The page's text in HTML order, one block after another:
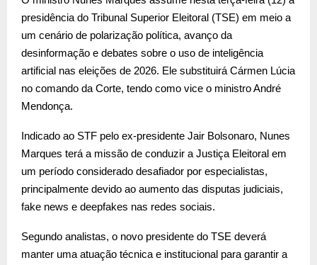
presidência do Tribunal Superior Eleitoral (TSE) em meio a
um cenário de polarização política, avanço da
desinformação e debates sobre o uso de inteligência
artificial nas eleições de 2026. Ele substituirá Cármen Lúcia
no comando da Corte, tendo como vice o ministro André
Mendonça.
Indicado ao STF pelo ex-presidente Jair Bolsonaro, Nunes
Marques terá a missão de conduzir a Justiça Eleitoral em
um período considerado desafiador por especialistas,
principalmente devido ao aumento das disputas judiciais,
fake news e deepfakes nas redes sociais.
Segundo analistas, o novo presidente do TSE deverá
manter uma atuação técnica e institucional para garantir a